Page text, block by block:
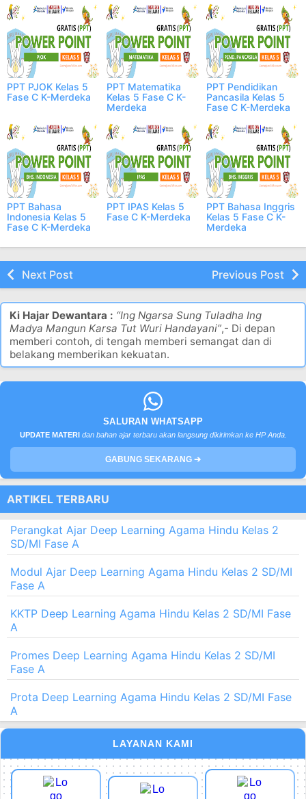
You Might Also Like:
Fase C K-Merdeka
PPT Matematika
Kelas 5 Fase C K-
Merdeka
PPT Pendidikan
Pancasila Kelas 5
Fase C K-Merdeka
PPT Bahasa
PPT Bahasa Inggris
Next Post Previous Post
Ki Hajar Dewantara :“Ing Ngarsa Sung Tuladha Ing
Madya Mangun Karsa Tut Wuri Handayani”
memberi contoh, di tengah memberi semangat dan di
belakang memberikan kekuatan.
SALURAN WHATSAPP
dan bahan ajar terbaru akan langsung dikirimkan ke HP Anda.
GABUNG SEKARANG ➔
ARTIKEL TERBARU
Perangkat Ajar Deep Learning Agama Hindu Kelas 2
SD/MI Fase A
Modul Ajar Deep Learning Agama Hindu Kelas 2 SD/MI
Fase A
KKTP Deep Learning Agama Hindu Kelas 2 SD/MI Fase
A
Promes Deep Learning Agama Hindu Kelas 2 SD/MI
Fase A
Prota Deep Learning Agama Hindu Kelas 2 SD/MI Fase
LAYANAN KAMI